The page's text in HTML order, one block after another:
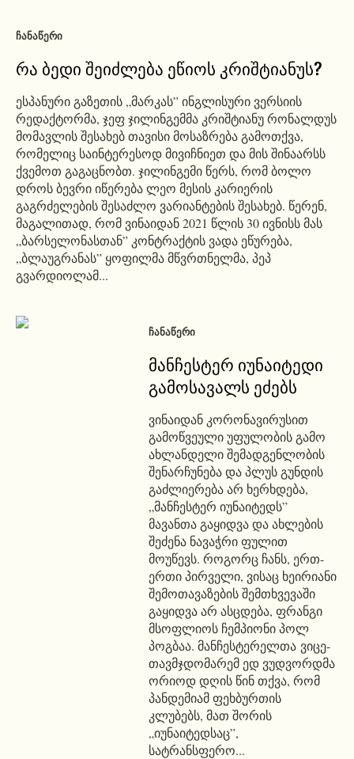
ᲩᲐᲜᲐᲬᲔᲠᲘ
რა ბედი შეიძლება ეწიოს კრიშტიანუს?
ესპანური გაზეთის „მარკას” ინგლისური ვერსიის
რედაქტორმა, ჯეფ ჯილინგემმა კრიშტიანუ რონალდუს
მომავლის შესახებ თავისი მოსაზრება გამოთქვა,
რომელიც საინტერესოდ მივიჩნიეთ და მის შინაარსს
ქვემოთ გაგაცნობთ. ჯილინგემი წერს, რომ ბოლო
დროს ბევრი იწერება ლეო მესის კარიერის
გაგრძელების შესაძლო ვარიანტების შესახებ. წერენ,
მაგალითად, რომ ვინაიდან 2021 წლის 30 ივნისს მას
„ბარსელონასთან” კონტრაქტის ვადა ეწურება,
„ბლაუგრანას” ყოფილმა მწვრთნელმა, პეპ
გვარდიოლამ...
ᲩᲐᲜᲐᲬᲔᲠᲘ
მანჩესტერ იუნაიტედი
გამოსავალს ეძებს
ვინაიდან კორონავირუსით
გამოწვეული უფულობის გამო
ახლანდელი შემადგენლობის
შენარჩუნება და პლუს გუნდის
გაძლიერება არ ხერხდება,
„მანჩესტერ იუნაიტედს”
მავანთა გაყიდვა და ახლების
შეძენა ნავაჭრი ფულით
მოუწევს. როგორც ჩანს, ერთ-
ერთი პირველი, ვისაც ხეირიანი
შემოთავაზების შემთხვევაში
გაყიდვა არ ასცდება, ფრანგი
მსოფლიოს ჩემპიონი პოლ
პოგბაა. მანჩესტერელთა ვიცე-
თავმჯდომარემ ედ ვუდვორდმა
ორიოდ დღის წინ თქვა, რომ
პანდემიამ ფეხბურთის
კლუბებს, მათ შორის
„იუნაიტედსაც”,
სატრანსფერო...